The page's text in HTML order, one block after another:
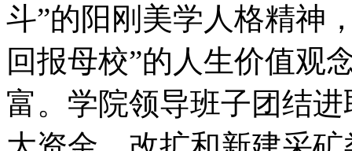
斗”的阳刚美学人格精神
回报母校”的人生价值观
富。学院领导班子团结